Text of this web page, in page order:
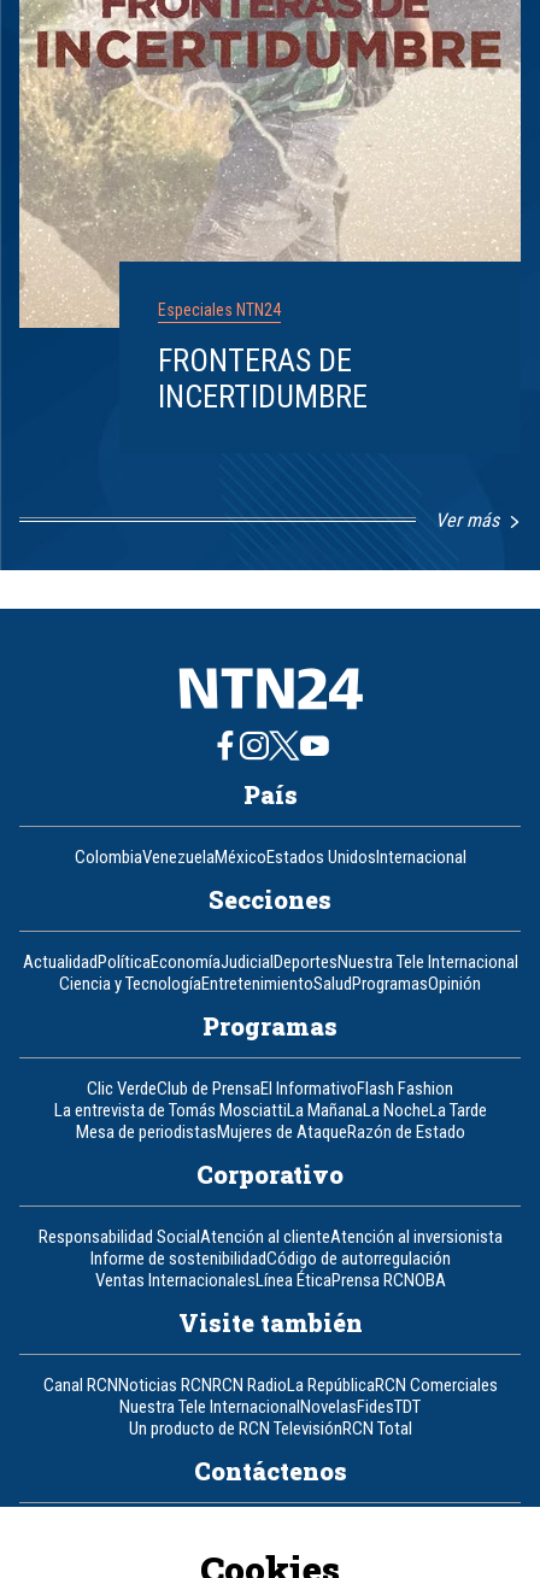
Especiales NTN24
FRONTERAS DE
INCERTIDUMBRE
Ver más
8
País
ColombiaVenezuelaMéxicoEstados UnidosInternacional
Secciones
ActualidadPolíticaEconomíaJudicialDeportesNuestra Tele Internacional
Ciencia y TecnologíaEntretenimientoSaludProgramasOpinión
Programas
Clic VerdeClub de PrensaEl InformativoFlash Fashion
La entrevista de Tomás MosciattiLa MañanaLa NocheLa Tarde
Mesa de periodistasMujeres de AtaqueRazón de Estado
Corporativo
Responsabilidad SocialAtención al clienteAtención al inversionista
Informe de sostenibilidadCódigo de autorregulación
Ventas InternacionalesLínea ÉticaPrensa RCNOBA
Visite también
Canal RCNNoticias RCNRCN RadioLa RepúblicaRCN Comerciales
Nuestra Tele InternacionalNovelasFidesTDT
Un producto de RCN TelevisiónRCN Total
Contáctenos